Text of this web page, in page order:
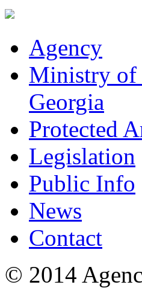
Agency
Ministry of
Georgia
Protected
Legislation
Public Info
News
Contact
© 2014